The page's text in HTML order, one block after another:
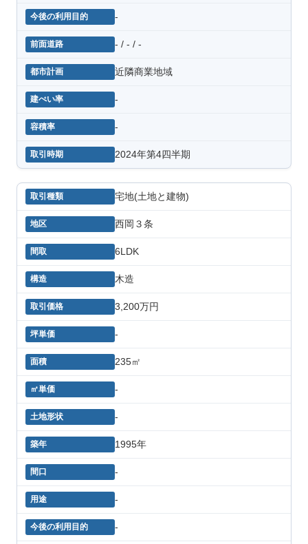
-
- / - / -
近隣商業地域
-
-
2024年第4四半期
宅地(土地と建物)
西岡３条
6LDK
木造
3,200万円
-
235㎡
-
-
1995年
-
-
-